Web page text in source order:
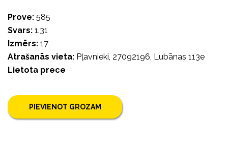
Prove: 585
Svars: 1.31
Izmērs: 17
Atrašanās vieta: Pļavnieki, 27092196, Lubānas 113e
Lietota prece
PIEVIENOT GROZAM